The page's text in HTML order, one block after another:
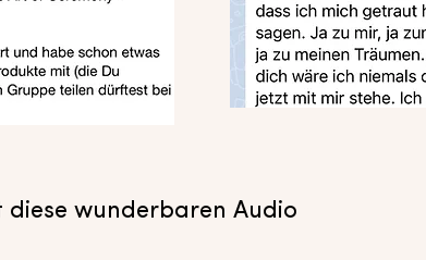
diese wunderbaren Audio